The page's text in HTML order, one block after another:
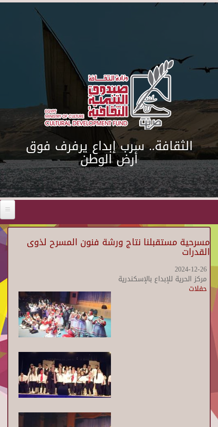
Skip to main content
الثقافة.. سرب إبداع يرفرف فوق
أرض الوطن
مسرحية مستقبلنا نتاج ورشة فنون المسرح لذوى
القدرات
2024-12-26
مركز الحرية للإبداع بالإسكندرية
حفلات